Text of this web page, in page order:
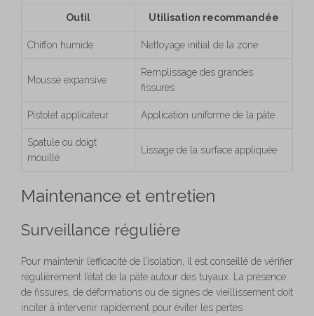
Outil Utilisation recommandée
Chiffon humide Nettoyage initial de la zone
Mousse expansive
Remplissage des grandes
fissures
Pistolet applicateur Application uniforme de la pâte
Spatule ou doigt
mouillé
Lissage de la surface appliquée
Maintenance et entretien
Surveillance régulière
Pour maintenir l’efficacité de l’isolation, il est conseillé de vérifier
régulièrement l’état de la pâte autour des tuyaux. La présence
de fissures, de déformations ou de signes de vieillissement doit
inciter à intervenir rapidement pour éviter les pertes